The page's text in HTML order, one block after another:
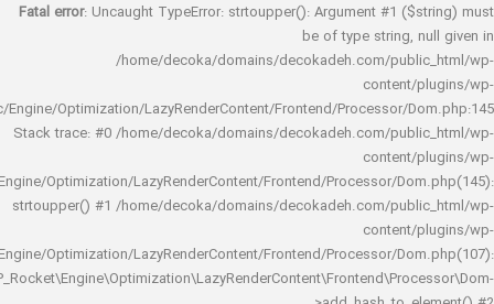
Fatal error : Uncaught TypeError: strtoupper(): Argument #1
be of type string,
/home/decoka/domains/decokadeh.com/
rocket/inc/Engine/Optimization/LazyRenderContent/Frontend/Processor/
Stack trace: #0 /home/decoka/domains/decokadeh.com/
rocket/inc/Engine/Optimization/LazyRenderContent/Frontend/Processor/
strtoupper() #1 /home/decoka/domains/decokadeh.com/
rocket/inc/Engine/Optimization/LazyRenderContent/Frontend/Processor/